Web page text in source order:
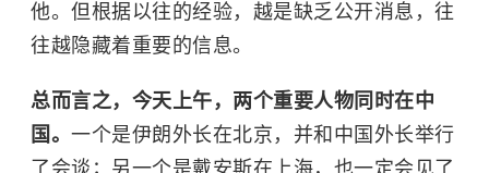
他。但根据以往的经验，越是缺乏公开消息，往
往越隐藏着重要的信息。
总而言之，今天上午，两个重要人物同时在中
国。 一个是伊朗外长在北京，并和中国外长举行